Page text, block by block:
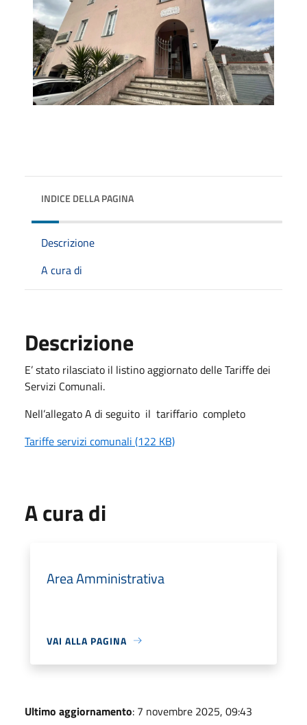
INDICE DELLA PAGINA
Descrizione
A cura di
Descrizione
E’ stato rilasciato il listino aggiornato delle Tariffe dei
Servizi Comunali.
Nell’allegato A di seguito il tariffario completo
Tariffe servizi comunali (122 KB)
A cura di
Area Amministrativa
VAI ALLA PAGINA
Ultimo aggiornamento: 7 novembre 2025, 09:43